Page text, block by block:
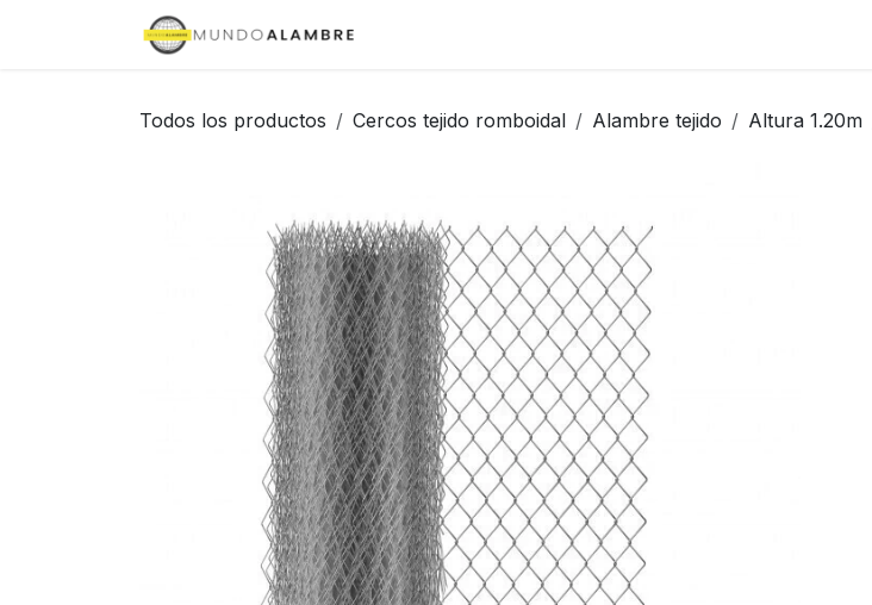
Todos los productos Cercos tejido romboidal Alambre tejido Altura 1.20m